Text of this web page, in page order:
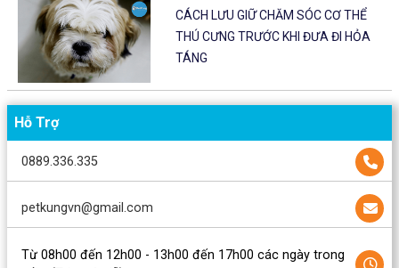
CÁCH LƯU GIỮ CHĂM SÓC CƠ THỂ
THÚ CƯNG TRƯỚC KHI ĐƯA ĐI HỎA
TÁNG
Hỗ Trợ
0889.336.335
petkungvn@gmail.com
Từ 08h00 đến 12h00 - 13h00 đến 17h00 các ngày trong